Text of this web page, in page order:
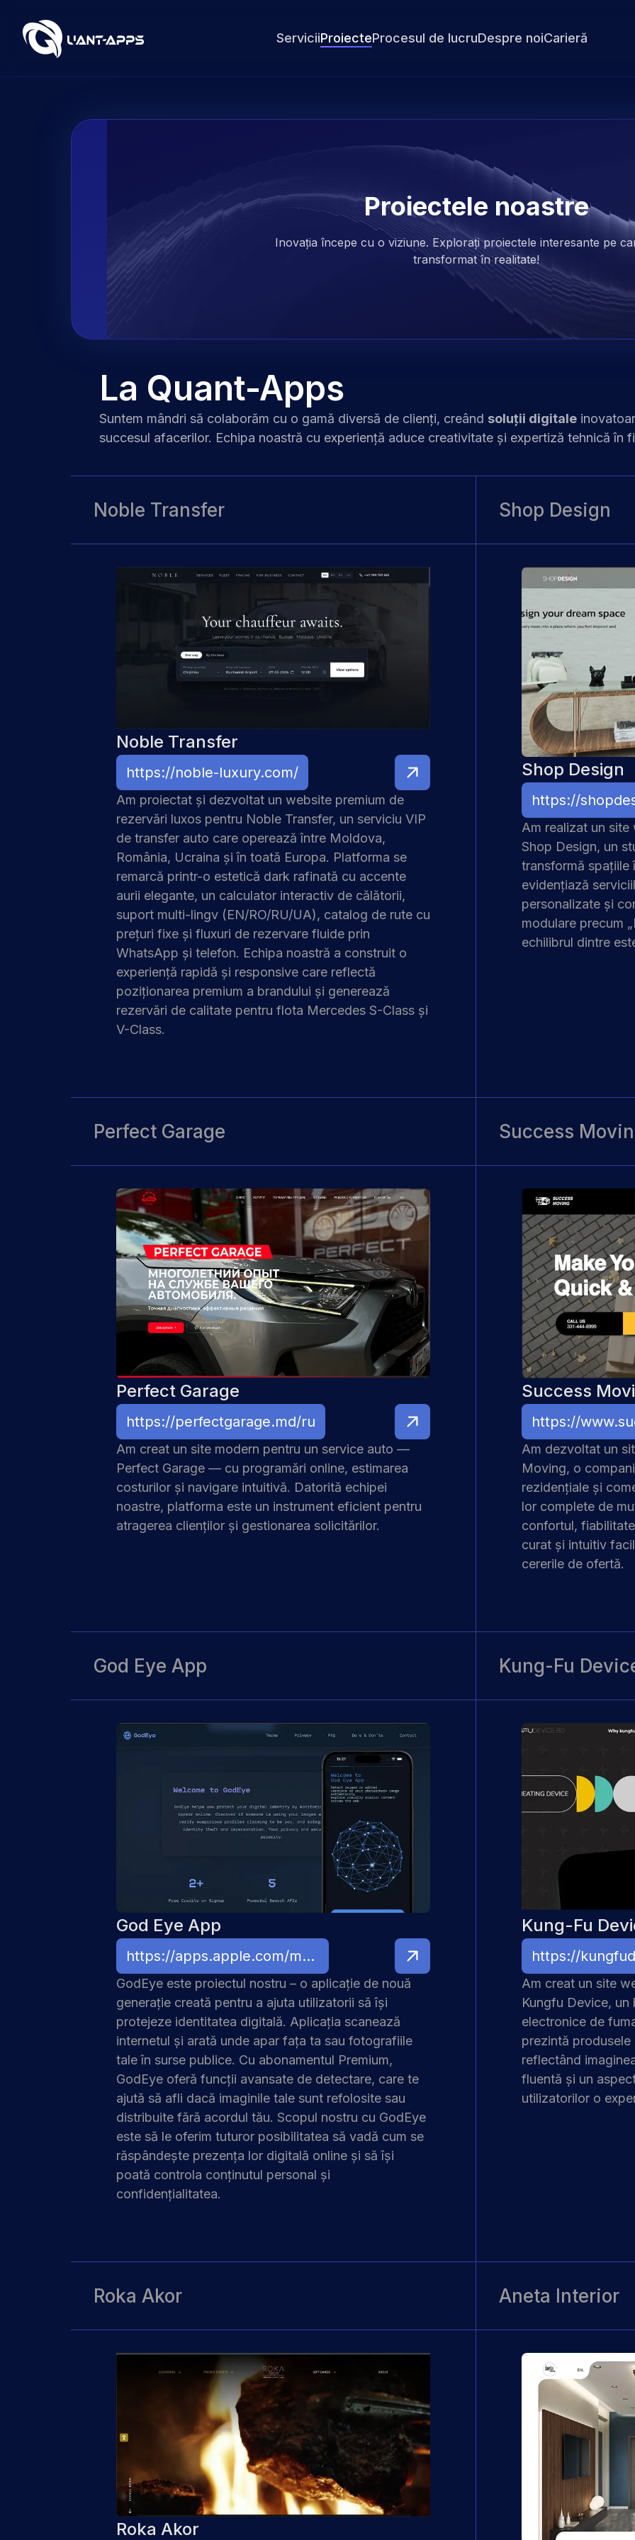
ServiciiProiecteProcesul de lucruDespre noiCarieră
Proiectele noastre
Inovația începe cu o viziune. Explorați proiectele interesante pe
transformat în realitate!
La Quant-Apps
Suntem mândri să colaborăm cu o gamă diversă de clienți, creând soluții digitale
succesul afacerilor. Echipa noastră cu experiență aduce creativitate și expertiză tehnică în
Noble Transfer
Noble Transfer
https://noble-luxury.com/
Am proiectat și dezvoltat un website premium de
rezervări luxos pentru Noble Transfer, un serviciu VIP
de transfer auto care operează între Moldova,
România, Ucraina și în toată Europa. Platforma se
remarcă printr-o estetică dark rafinată cu accente
aurii elegante, un calculator interactiv de călătorii,
suport multi-lingv (EN/RO/RU/UA), catalog de rute cu
prețuri fixe și fluxuri de rezervare fluide prin
WhatsApp și telefon. Echipa noastră a construit o
experiență rapidă și responsive care reflectă
poziționarea premium a brandului și generează
rezervări de calitate pentru flota Mercedes S-Class și
V-Class.
Shop Design
Shop Design
https://
Am realizat un
Shop Design, un
transformă spațiile
evidențiază
personalizate și
modulare precum
echilibrul dintre
Perfect Garage
Perfect Garage
https://perfectgarage.md/ru
Am creat un site modern pentru un service auto —
Perfect Garage — cu programări online, estimarea
costurilor și navigare intuitivă. Datorită echipei
noastre, platforma este un instrument eficient pentru
atragerea clienților și gestionarea solicitărilor.
Success
Success
Am dezvoltat un
Moving, o
rezidențiale și
lor complete de
confortul,
curat și intuitiv
cererile de ofertă.
God Eye App
God Eye App
https://apps.apple.com/md/app/god-eye/id6742137629
GodEye este proiectul nostru – o aplicație de nouă
generație creată pentru a ajuta utilizatorii să își
protejeze identitatea digitală. Aplicația scanează
internetul și arată unde apar fața ta sau fotografiile
tale în surse publice. Cu abonamentul Premium,
GodEye oferă funcții avansate de detectare, care te
ajută să afli dacă imaginile tale sunt refolosite sau
distribuite fără acordul tău. Scopul nostru cu GodEye
este să le oferim tuturor posibilitatea să vadă cum se
răspândește prezența lor digitală online și să își
poată controla conținutul personal și
confidențialitatea.
Kung-Fu
Kung-Fu
https://
Am creat un site
Kungfu Device,
electronice de
prezintă
reflectând
fluentă și un
utilizatorilor o
Roka Akor
Roka Akor
Aneta Interior